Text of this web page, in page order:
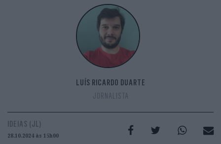
LUÍS RICARDO DUARTE
JORNALISTA
IDEIAS (JL)
28.10.2024 às 15h00